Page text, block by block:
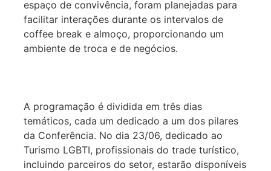
espaço de convivência, foram planejadas para
facilitar interações durante os intervalos de
coffee break e almoço, proporcionando um
ambiente de troca e de negócios.
A programação é dividida em três dias
temáticos, cada um dedicado a um dos pilares
da Conferência. No dia 23/06, dedicado ao
Turismo LGBTI, profissionais do trade turístico,
incluindo parceiros do setor, estarão disponíveis